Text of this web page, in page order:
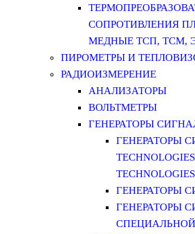
СОПРОТИВЛЕНИЯ
МЕДНЫЕ ТСП, ТСМ,
ПИРОМЕТРЫ И
РАДИОИЗМЕРЕНИЕ
АНАЛИЗАТОРЫ
ВОЛЬТМЕТРЫ
ГЕНЕРАТОРЫ
ГЕНЕРАТОРЫ
ГЕНЕРАТОРЫ
ГЕНЕРАТОРЫ
СПЕЦИАЛЬНОЙ